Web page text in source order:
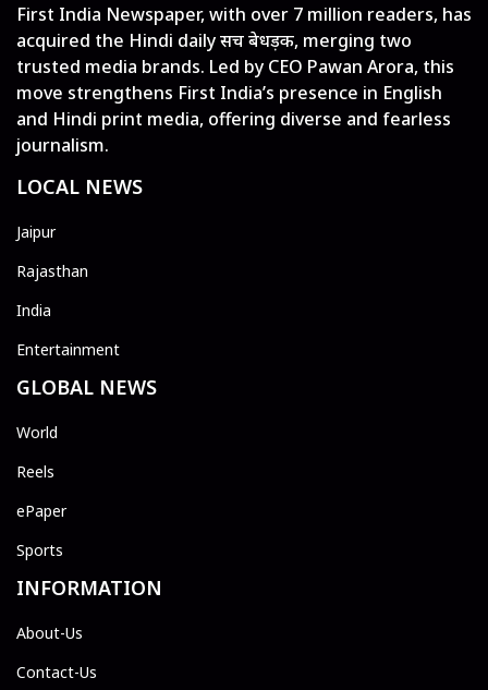
First India Newspaper, with over 7 million readers, has
acquired the Hindi daily सच बेधड़क, merging two
trusted media brands. Led by CEO Pawan Arora, this
move strengthens First India’s presence in English
and Hindi print media, offering diverse and fearless
journalism.
LOCAL NEWS
Jaipur
Rajasthan
India
Entertainment
GLOBAL NEWS
World
Reels
ePaper
Sports
INFORMATION
About-Us
Contact-Us